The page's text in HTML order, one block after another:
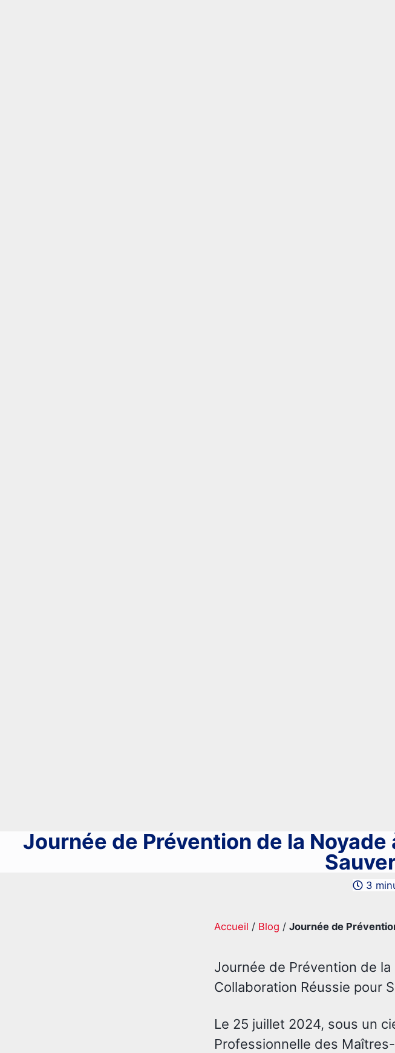
Journée de Prévention de la
3
Accueil / Blog / Journée de
Journée de Prévention de la
Collaboration Réussie pour
Le 25 juillet 2024, sous un
Professionnelle des